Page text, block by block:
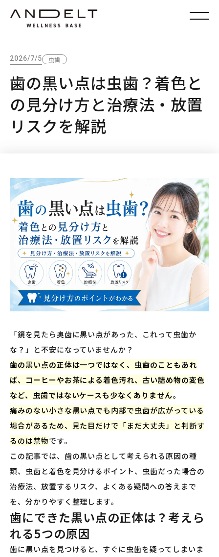
2026/7/5 虫歯
歯の黒い点は虫歯？着色と
の見分け方と治療法・放置
リスクを解説
「鏡を見たら奥歯に黒い点があった、これって虫歯か
な？」と不安になっていませんか？
歯の黒い点の正体は一つではなく、虫歯のこともあれ
ば、コーヒーやお茶による着色汚れ、古い詰め物の変色
など、虫歯ではないケースも少なくありません。
痛みのない小さな黒い点でも内部で虫歯が広がっている
場合があるため、見た目だけで「まだ大丈夫」と判断す
るのは禁物です。
この記事では、歯の黒い点として考えられる原因の種
類、虫歯と着色を見分けるポイント、虫歯だった場合の
治療法、放置するリスク、よくある疑問への答えまで
を、分かりやすく整理します。
歯にできた黒い点の正体は？考えら
れる5つの原因
歯に黒い点を見つけると、すぐに虫歯を疑ってしまいま